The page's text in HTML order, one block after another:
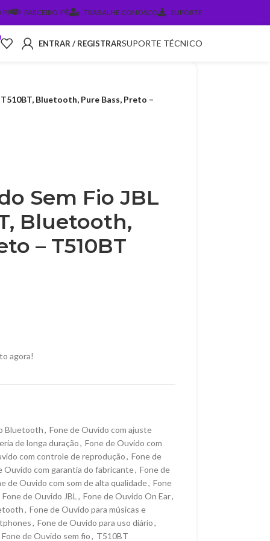
PJ PARCEIRO IPÊ TRABALHE CONOSCO SUPORTE
ENTRAR / REGISTRARSUPORTE TÉCNICO
Bluetooth, Pure Bass, Preto –
Sem Fio JBL
Bluetooth,
– T510BT
agora!
Bluetooth, Fone de Ouvido com ajuste
de longa duração, Fone de Ouvido com
com controle de reprodução, Fone de
Ouvido com garantia do fabricante, Fone de
de Ouvido com som de alta qualidade, Fone
Fone de Ouvido JBL , Fone de Ouvido On Ear,
, Fone de Ouvido para músicas e
, Fone de Ouvido para uso diário,
Fone de Ouvido sem fio, T510BT